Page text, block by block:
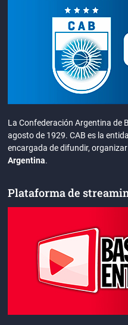
La Confederación Argentina de
agosto de 1929. CAB es la
encargada de difundir,
Argentina.
Plataforma de